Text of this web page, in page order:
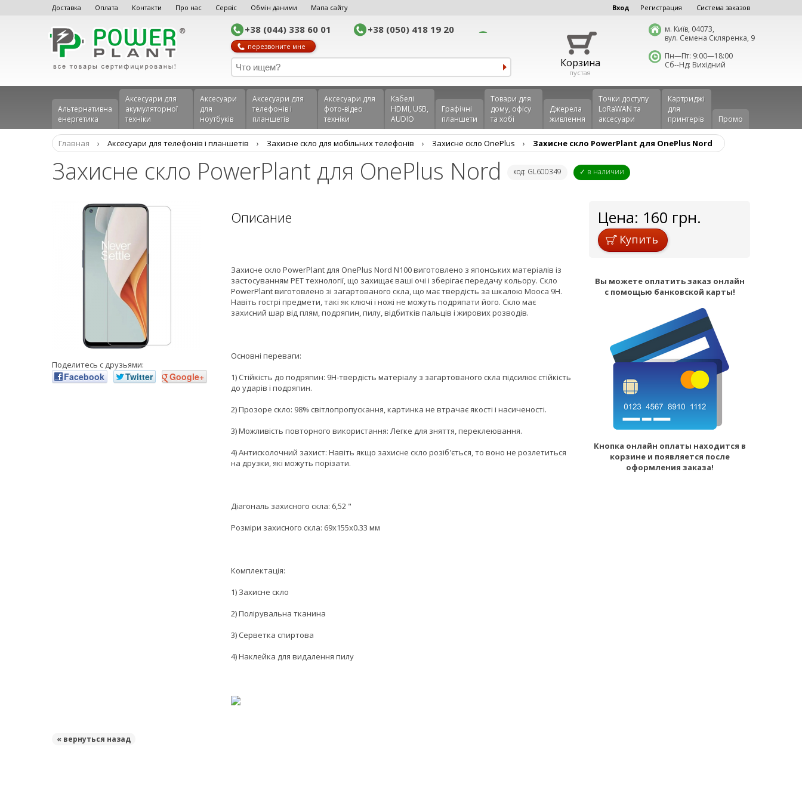
Доставка Оплата Контакти Про нас Сервіс Обмін даними Мапа сайту Вход Регистрация Система заказов
+38 (044) 338 60 01 +38 (050) 418 19 20
перезвоните мне
Корзина
пустая
м. Київ, 04073,
вул. Семена Скляренка, 9
Пн—Пт: 9:00—18:00
Сб--Нд: Вихідний
Альтернативна
енергетика
Аксесуари для
акумуляторної
техніки
Аксесуари
для
ноутбуків
Аксеcуари для
телефонів і
планшетів
Аксесуари для
фото-відео
техніки
Кабелі
HDMI, USB,
AUDIO
Графічні
планшети
Товари для
дому, офісу
та хобі
Джерела
живлення
Точки доступу
LoRaWAN та
аксесуари
Картриджі
для
принтерів
Промо
Главная › Аксеcуари для телефонів і планшетів › Захисне скло для мобільних телефонів › Захисне скло OnePlus › Захисне скло PowerPlant для OnePlus Nord
Захисне скло PowerPlant для OnePlus Nord код: GL600349 ✓ в наличии
Поделитесь с друзьями:
Facebook Twitter Google+
Описание
Захисне скло PowerPlant для OnePlus Nord N100 виготовлено з японських матеріалів із
застосуванням PET технології, що захищає ваші очі і зберігає передачу кольору. Скло
PowerPlant виготовлено зі загартованого скла, що має твердість за шкалою Мооса 9H.
Навіть гострі предмети, такі як ключі і ножі не можуть подряпати його. Скло має
захисний шар від плям, подряпин, пилу, відбитків пальців і жирових розводів.
Основні переваги:
1) Стійкість до подряпин: 9H-твердість матеріалу з загартованого скла підсилює стійкість
до ударів і подряпин.
2) Прозоре скло: 98% світлопропускання, картинка не втрачає якості і насиченості.
3) Можливість повторного використання: Легке для зняття, переклеювання.
4) Антисколочний захист: Навіть якщо захисне скло розіб'ється, то воно не розлетиться
на друзки, які можуть порізати.
Діагональ захисного скла: 6,52 "
Розміри захисного скла: 69x155x0.33 мм
Комплектація:
1) Захисне скло
2) Полірувальна тканина
3) Серветка спиртова
4) Наклейка для видалення пилу
Цена: 160 грн.
Купить
Вы можете оплатить заказ онлайн
с помощью банковской карты!
Кнопка онлайн оплаты находится в
корзине и появляется после
оформления заказа!
« вернуться назад